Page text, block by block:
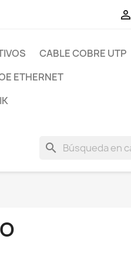

CABLE COBRE UTP
ETHERNET
search